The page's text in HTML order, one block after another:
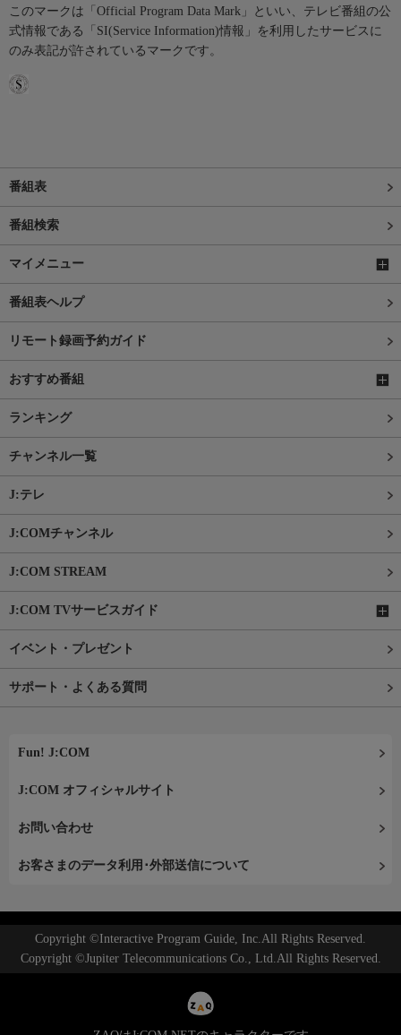
このマークは「Official Program Data Mark」といい、テレビ番組の公
式情報である「SI(Service Information)情報」を利用したサービスに
のみ表記が許されているマークです。
番組表
番組検索
マイメニュー
番組表ヘルプ
リモート録画予約ガイド
おすすめ番組
ランキング
チャンネル一覧
J:テレ
J:COMチャンネル
J:COM STREAM
J:COM TVサービスガイド
イベント・プレゼント
サポート・よくある質問
Fun! J:COM
J:COM オフィシャルサイト
お問い合わせ
お客さまのデータ利用･外部送信について
Copyright ©Interactive Program Guide, Inc.All Rights Reserved.
Copyright ©Jupiter Telecommunications Co., Ltd.All Rights Reserved.